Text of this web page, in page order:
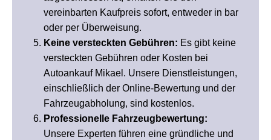
vereinbarten Kaufpreis sofort, entweder in bar
oder per Überweisung.
Keine versteckten Gebühren: Es gibt keine
versteckten Gebühren oder Kosten bei
Autoankauf Mikael. Unsere Dienstleistungen,
einschließlich der Online-Bewertung und der
Fahrzeugabholung, sind kostenlos.
Professionelle Fahrzeugbewertung:
Unsere Experten führen eine gründliche und